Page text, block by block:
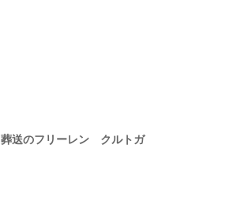
葬送のフリーレン クルトガ